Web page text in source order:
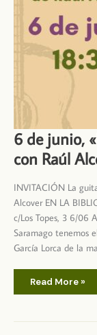
6 de junio,
con Raúl
INVITACIÓN La
Alcover EN LA
c/Los Topes, 3 6/06
Saramago tenemos
García Lorca de la
6
de
Read More »